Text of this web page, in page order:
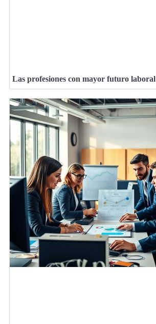
Las profesiones con mayor futuro laboral